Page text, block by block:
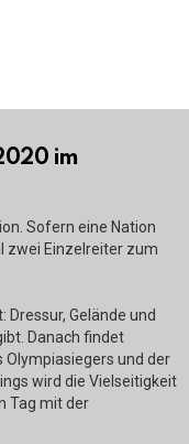
im
Sofern eine Nation
zwei Einzelreiter zum
Gelände und
Danach findet
und der
wird die Vielseitigkeit
Tag mit der